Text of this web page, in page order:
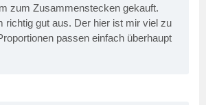
zum Zusammenstecken gekauft.
richtig gut aus. Der hier ist mir viel zu
passen einfach überhaupt